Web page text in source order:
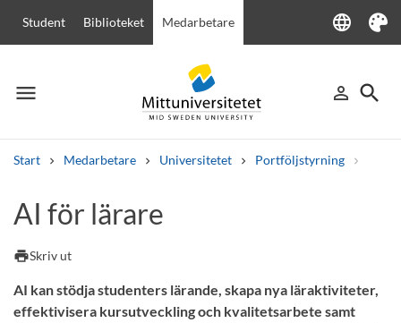
Student Biblioteket Medarbetare language
Language
Tema
menu
Meny person_outline
Logga in
search
Sök
Start Medarbetare Universitetet Portföljstyrning
Andra söktjänster
Kurser och program
AI för lärare
printSkriv ut
AI kan stödja studenters lärande, skapa nya läraktiviteter,
effektivisera kursutveckling och kvalitetsarbete samt